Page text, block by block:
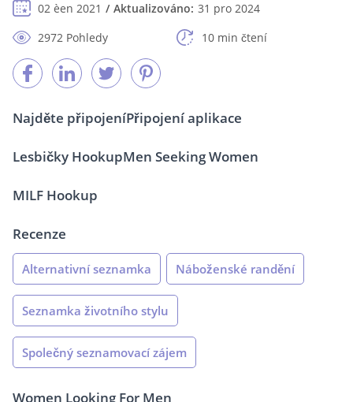
02 èen 2021
Aktualizováno: 31 pro 2024
2972 Pohledy
10 min čtení
Najděte připojeníPřipojení aplikace
Lesbičky HookupMen Seeking Women
MILF Hookup
Recenze
Alternativní seznamka Náboženské randění
Seznamka životního stylu
Společný seznamovací zájem
Women Looking For Men